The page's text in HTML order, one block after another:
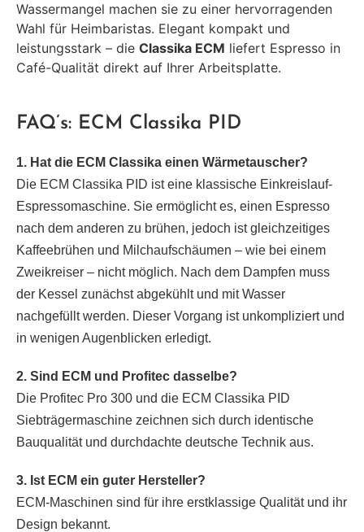
Wassermangel machen sie zu einer hervorragenden
Wahl für Heimbaristas. Elegant kompakt und
leistungsstark – die Classika ECM liefert Espresso in
Café-Qualität direkt auf Ihrer Arbeitsplatte.
FAQ’s: ECM Classika PID
1. Hat die ECM Classika einen Wärmetauscher?
Die ECM Classika PID ist eine klassische Einkreislauf-
Espressomaschine. Sie ermöglicht es, einen Espresso
nach dem anderen zu brühen, jedoch ist gleichzeitiges
Kaffeebrühen und Milchaufschäumen – wie bei einem
Zweikreiser – nicht möglich. Nach dem Dampfen muss
der Kessel zunächst abgekühlt und mit Wasser
nachgefüllt werden. Dieser Vorgang ist unkompliziert und
in wenigen Augenblicken erledigt.
2. Sind ECM und Profitec dasselbe?
Die Profitec Pro 300 und die ECM Classika PID
Siebträgermaschine zeichnen sich durch identische
Bauqualität und durchdachte deutsche Technik aus.
3. Ist ECM ein guter Hersteller?
ECM-Maschinen sind für ihre erstklassige Qualität und ihr
Design bekannt.